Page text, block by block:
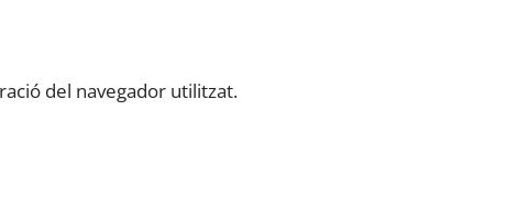
del navegador utilitzat.